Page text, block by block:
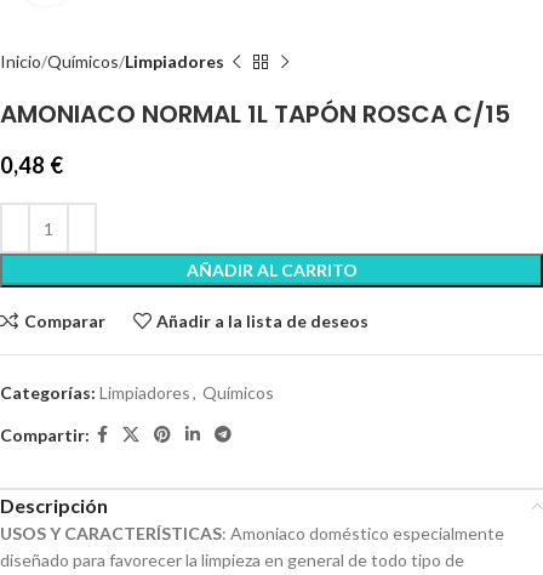
Inicio Químicos Limpiadores
AMONIACO NORMAL 1L TAPÓN ROSCA C/15
0,48 €
AÑADIR AL CARRITO
Comparar Añadir a la lista de deseos
Categorías: Limpiadores, Químicos
Compartir:
Descripción
USOS Y CARACTERÍSTICAS: Amoniaco doméstico especialmente
diseñado para favorecer la limpieza en general de todo tipo de